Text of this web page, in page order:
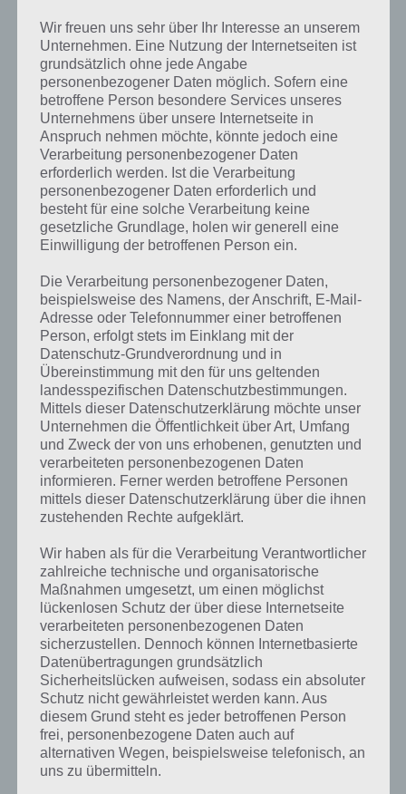
Look Out! Screenshot
– (c) Dollar Beach Ltd
getötet. Ab und zu fallen auch
Münzen herunter, die für das
Freischalten weiterer Charaktere
nötig sind.
Dabei erkennt man gleich zu Beginn,
dass Look Out gar nicht so einfach
ist, denn der Schwierigkeitsgrad
steigt schnell an. Tippt man nämlich
nicht schnell genug, dann kann das
Spiel vorbei sein. Gleiches gilt
natürlich, wenn man auf eine Bahn geht, wo ein Fuß oder Hand
runtergeht.
Tolle Pixel-Optik mit einfachem Gameplay
Überzeugend finden wir die tolle Pixel-Optik, die perfekt zum Spiel
passt. Das Gameplay ist wirklich simpel, was man von einem
Highscore Spiel aber so gewohnt ist. Finanziert wird Look Out im
übrigen durch Werbung, die nach einem Spiel erscheint.
Gameplay Video zu Look Out
Damit du dir einen besseren Eindruck von Look Out machen kannst,
haben wir hier noch ein Gameplay Video zum Spiel. Darin kannst du
dich ist. Hier das Gameplay Video:
Wir freuen uns sehr über Ihr Interesse an unserem
Unternehmen. Eine Nutzung der Internetseiten ist
grundsätzlich ohne jede Angabe
personenbezogener Daten möglich. Sofern eine
betroffene Person besondere Services unseres
Unternehmens über unsere Internetseite in
Anspruch nehmen möchte, könnte jedoch eine
Verarbeitung personenbezogener Daten
erforderlich werden. Ist die Verarbeitung
personenbezogener Daten erforderlich und
besteht für eine solche Verarbeitung keine
gesetzliche Grundlage, holen wir generell eine
Einwilligung der betroffenen Person ein.
Die Verarbeitung personenbezogener Daten,
beispielsweise des Namens, der Anschrift, E-Mail-
Adresse oder Telefonnummer einer betroffenen
Person, erfolgt stets im Einklang mit der
Datenschutz-Grundverordnung und in
Übereinstimmung mit den für uns geltenden
landesspezifischen Datenschutzbestimmungen.
Mittels dieser Datenschutzerklärung möchte unser
Unternehmen die Öffentlichkeit über Art, Umfang
und Zweck der von uns erhobenen, genutzten und
verarbeiteten personenbezogenen Daten
informieren. Ferner werden betroffene Personen
mittels dieser Datenschutzerklärung über die ihnen
zustehenden Rechte aufgeklärt.
Wir haben als für die Verarbeitung Verantwortlicher
zahlreiche technische und organisatorische
Maßnahmen umgesetzt, um einen möglichst
lückenlosen Schutz der über diese Internetseite
verarbeiteten personenbezogenen Daten
sicherzustellen. Dennoch können Internetbasierte
Datenübertragungen grundsätzlich
Sicherheitslücken aufweisen, sodass ein absoluter
Schutz nicht gewährleistet werden kann. Aus
diesem Grund steht es jeder betroffenen Person
frei, personenbezogene Daten auch auf
alternativen Wegen, beispielsweise telefonisch, an
uns zu übermitteln.